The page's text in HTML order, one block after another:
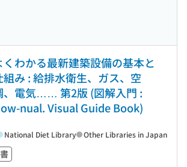
くわかる最新建築設備の基本と
組み : 給排水衛生、ガス、空
、電気…… 第2版 (図解入門 :
nual. Visual Guide Book)
National Diet Library Other Libraries in Japan